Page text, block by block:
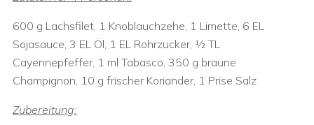
600 g Lachsfilet, 1 Knoblauchzehe, 1 Limette, 6 EL
Sojasauce, 3 EL Öl, 1 EL Rohrzucker, ½ TL
Cayennepfeffer, 1 ml Tabasco, 350 g braune
Champignon, 10 g frischer Koriander, 1 Prise Salz
Zubereitung: